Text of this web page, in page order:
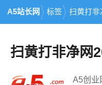
A5站长网 标签 扫黄打非
扫黄打非净网
A5创业